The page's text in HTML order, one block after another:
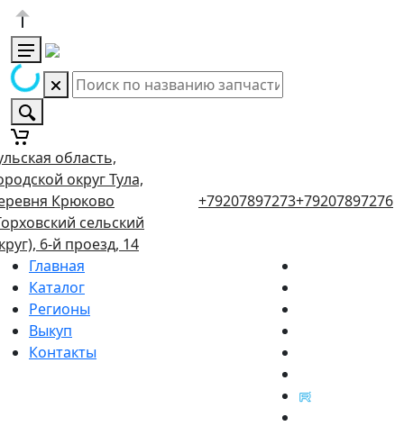
область,
округ Тула,
Крюково
сельский
6-й проезд, 14
+79207897273+79207897276
Главная
Каталог
Регионы
Выкуп
Контакты